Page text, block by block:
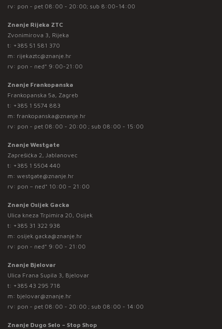
rv: pon - pet 08:00 - 20:00; sub 8:00-14:00
Znanje Rijeka ZTC
Zvonimirova 3, Rijeka
t: +385 51 581 370
m: rijekaztc@znanje.hr
rv: pon - ned* 9:00-21:00
Znanje Frankopanska
Frankopanska 5a, Zagreb
t: +385 1 5574 883
m: frankopanska@znanje.hr
rv: pon - pet 08:00 - 20:00 ; sub 08:00 - 15:00
Znanje Westgate
Zaprešićka 2, Jablanovec
t: +385 1 5504 440
m: westgate@znanje.hr
rv: pon – ned* 10:00 – 21:00
Znanje Osijek Gacka
Ulica kneza Trpimira 20, Osijek
t: +385 31 322 938
m: osijek.gacka@znanje.hr
rv: pon - ned* 9:00 - 21:00
Znanje Bjelovar
Ulica Frana Supila 3, Bjelovar
t: +385 43 295 718
m: bjelovar@znanje.hr
rv: pon - pet 08:00 - 20:00 ; sub 08:00 - 14:00
Znanje Dugo Selo – Stop Shop